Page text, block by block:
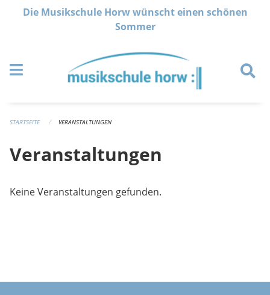
Navigation überspringen
Die Musikschule Horw wünscht einen schönen
Sommer
STARTSEITE VERANSTALTUNGEN
Veranstaltungen
Keine Veranstaltungen gefunden.